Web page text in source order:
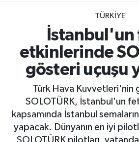
TÜRKİYE
İstanbul'un
etkinlerinde
gösteri uçuşu
Türk Hava Kuvvetleri'nin
SOLOTÜRK, İstanbul'un
kapsamında İstanbul
yapacak. Dünyanın en iyi
EKONOMİ
SAĞLIK
SPOR
EĞİTİM
Trafik Durumu
Süper Lig Puan Durumu ve
Tüm Manşetler
Son Dakika Haberleri